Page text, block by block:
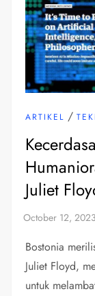
ARTIKEL /
Juliet
Bostonia
Juliet Floyd,
untuk